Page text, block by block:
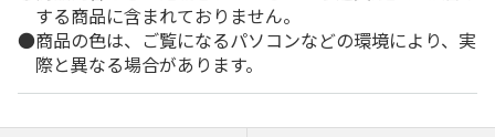
する商品に含まれておりません。
商品の色は、ご覧になるパソコンなどの環境により、実
際と異なる場合があります。